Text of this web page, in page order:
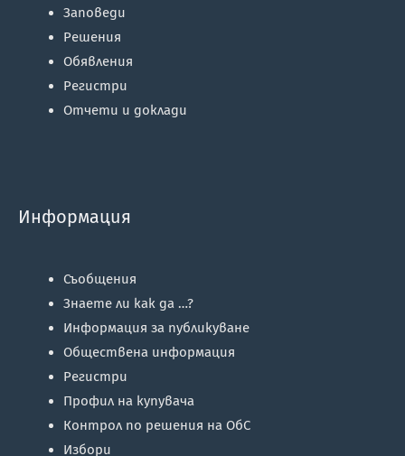
Заповеди
Решения
Обявления
Регистри
Отчети и доклади
Информация
Съобщения
Знаете ли как да …?
Информация за публикуване
Обществена информация
Регистри
Профил на купувача
Контрол по решения на ОбС
Избори